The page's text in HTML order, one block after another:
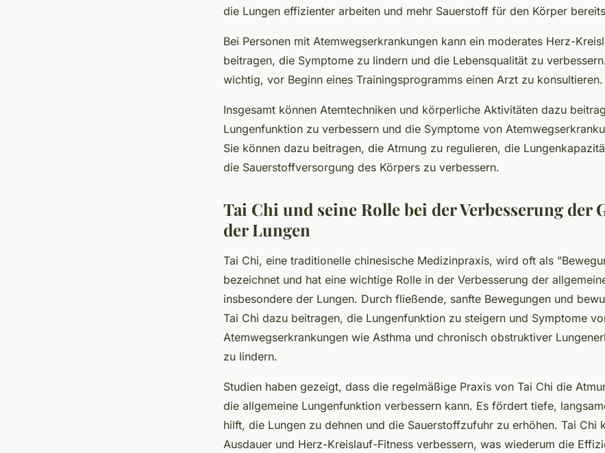
die Lungen effizienter arbeiten und mehr Sauerstoff für den Körper
Bei Personen mit Atemwegserkrankungen kann ein moderates Herz-
beitragen, die Symptome zu lindern und die Lebensqualität zu
wichtig, vor Beginn eines Trainingsprogramms einen Arzt zu konsultieren.
Insgesamt können Atemtechniken und körperliche Aktivitäten dazu
Lungenfunktion zu verbessern und die Symptome von
Sie können dazu beitragen, die Atmung zu regulieren, die
die Sauerstoffversorgung des Körpers zu verbessern.
Tai Chi und seine Rolle bei der Verbesserung der
der Lungen
Tai Chi, eine traditionelle chinesische Medizinpraxis, wird oft als
bezeichnet und hat eine wichtige Rolle in der Verbesserung der
insbesondere der Lungen. Durch fließende, sanfte Bewegungen und
Tai Chi dazu beitragen, die Lungenfunktion zu steigern und Symptome
Atemwegserkrankungen wie Asthma und chronisch obstruktiver
zu lindern.
Studien haben gezeigt, dass die regelmäßige Praxis von Tai Chi die
die allgemeine Lungenfunktion verbessern kann. Es fördert tiefe,
hilft, die Lungen zu dehnen und die Sauerstoffzufuhr zu erhöhen. Tai Chi
Ausdauer und Herz-Kreislauf-Fitness verbessern, was wiederum die